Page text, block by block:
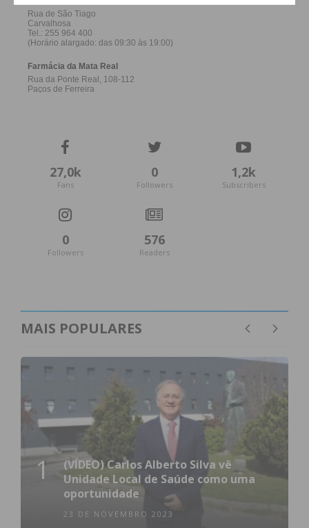
27,0k
Fans
0
Followers
1,2k
Subscribers
0
Followers
576
Readers
MAIS POPULARES
1
(VÍDEO) Carlos Alberto Silva vê
Unidade Local de Saúde como uma
oportunidade
23 DE NOVEMBRO 2023